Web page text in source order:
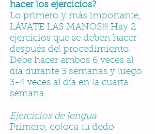
hacer los ejercicios?
Lo primero y más importante,
LÁVATE LAS MANOS!!! Hay 2
ejercicios que se deben hacer
después del procedimiento.
Debe hacer ambos 6 veces al
día durante 3 semanas y luego
3-4 veces al día en la cuarta
semana.
Ejercicios de lengua
Primero, coloca tu dedo